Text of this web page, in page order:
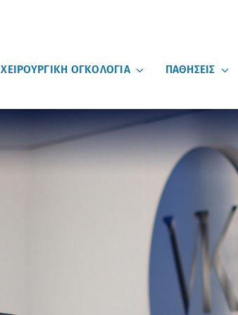
ΧΕΙΡΟΥΡΓΙΚΗ ΟΓΚΟΛΟΓΙΑ ΠΑΘΗΣΕΙΣ